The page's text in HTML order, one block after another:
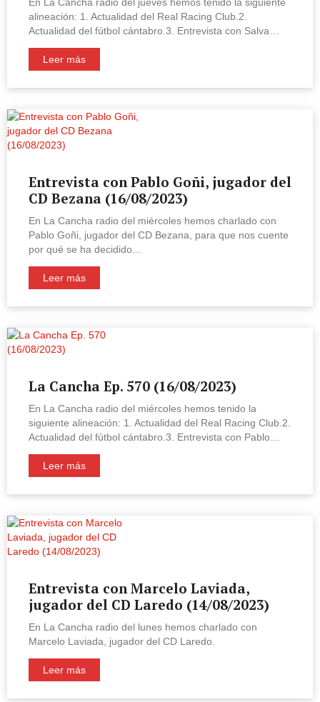
alineación: 1. Actualidad del Real Racing Club.2.
Actualidad del fútbol cántabro.3. Entrevista con Salva…
Leer más
Entrevista con Pablo Goñi, jugador del
CD Bezana (16/08/2023)
En La Cancha radio del miércoles hemos charlado con
Pablo Goñi, jugador del CD Bezana, para que nos cuente
por qué se ha decidido…
Leer más
La Cancha Ep. 570 (16/08/2023)
En La Cancha radio del miércoles hemos tenido la
siguiente alineación: 1. Actualidad del Real Racing Club.2.
Actualidad del fútbol cántabro.3. Entrevista con Pablo…
Leer más
Entrevista con Marcelo Laviada,
jugador del CD Laredo (14/08/2023)
En La Cancha radio del lunes hemos charlado con
Marcelo Laviada, jugador del CD Laredo.
Leer más